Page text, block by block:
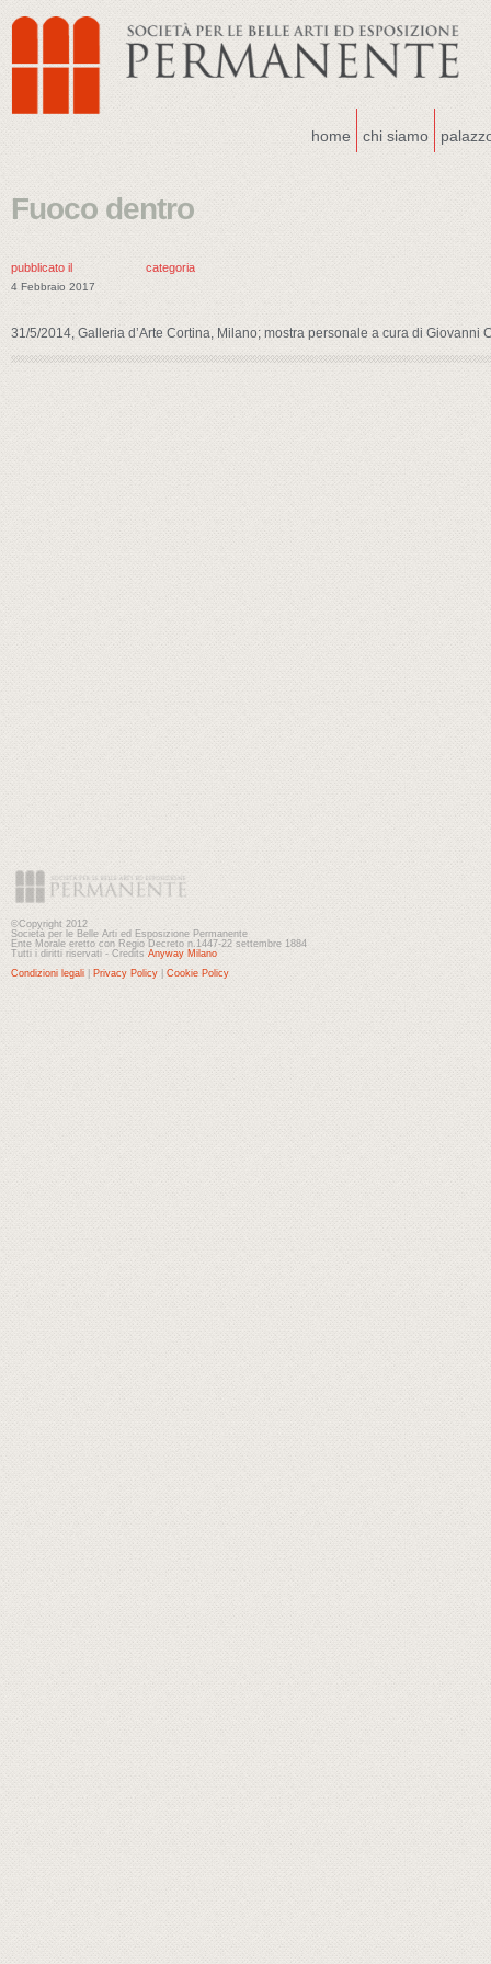
home chi siamo
Fuoco dentro
pubblicato il
4 Febbraio 2017
categoria
31/5/2014, Galleria d’Arte Cortina, Milano; mostra personale a cura di Giovanni
©Copyright 2012
Società per le Belle Arti ed Esposizione Permanente
Ente Morale eretto con Regio Decreto n.1447-22 settembre 1884
Tutti i diritti riservati - Credits Anyway Milano
Condizioni legali
Privacy Policy Cookie Policy